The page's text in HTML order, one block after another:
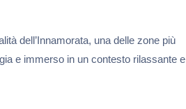
dell’Innamorata, una delle zone più
e immerso in un contesto rilassante e